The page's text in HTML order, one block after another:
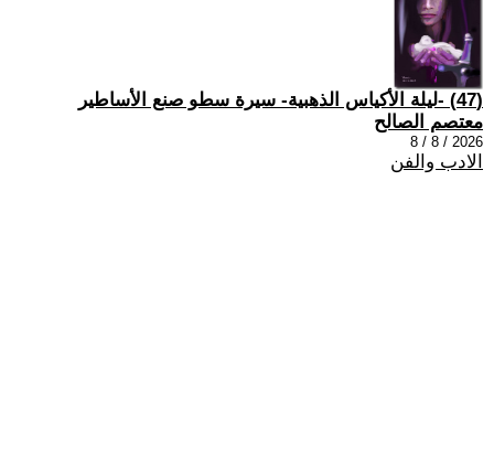
(47) -ليلة الأكياس الذهبية- سيرة سطو صنع الأساطير
معتصم الصالح
2026 / 8 / 8
الادب والفن